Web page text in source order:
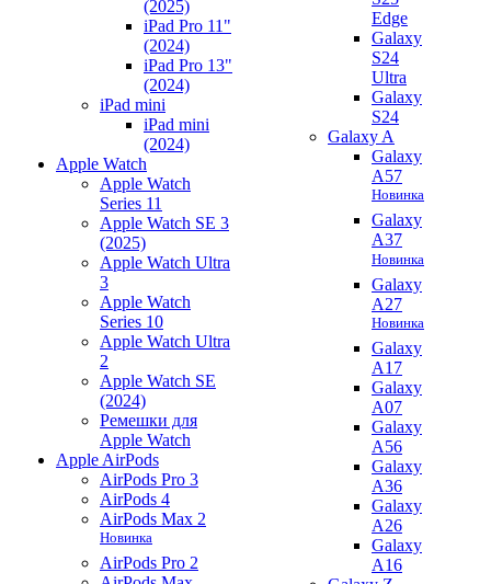
(2025)
iPad Pro 11"
(2024)
iPad Pro 13"
(2024)
iPad mini
iPad mini
(2024)
Apple Watch
Apple Watch
Series 11
Apple Watch SE 3
(2025)
Apple Watch Ultra
3
Apple Watch
Series 10
Apple Watch Ultra
2
Apple Watch SE
(2024)
Ремешки для
Apple Watch
Apple AirPods
AirPods Pro 3
AirPods 4
AirPods Max 2
Новинка
AirPods Pro 2
Edge
Galaxy
S24
Ultra
Galaxy
S24
Galaxy A
Galaxy
A57
Новинка
Galaxy
A37
Новинка
Galaxy
A27
Новинка
Galaxy
A17
Galaxy
A07
Galaxy
A56
Galaxy
A36
Galaxy
A26
Galaxy
A16